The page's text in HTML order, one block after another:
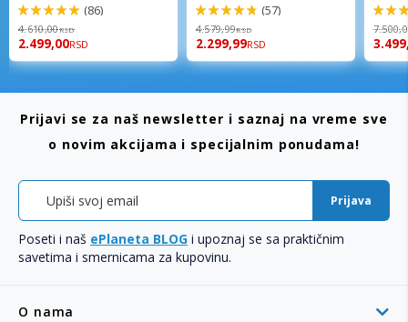
98%
(86)
4.610,00RSD
2.499,00RSD
96%
(57)
4.579,99RSD
2.299,99RSD
94%
O nama
Prijavi se za naš newsletter i saznaj na vreme sve
o novim akcijama i specijalnim ponudama!
Prijava
Poseti i naš ePlaneta BLOG i upoznaj se sa praktičnim
savetima i smernicama za kupovinu.